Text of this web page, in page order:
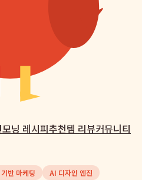
모닝 레시피추천템 리뷰커뮤니티
반 마케팅 AI 디자인 엔진